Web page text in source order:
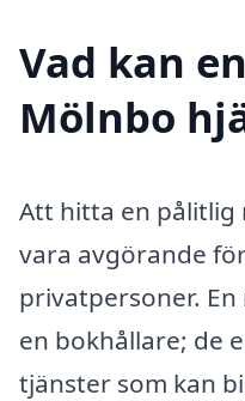
Vad kan
Mölnbo
Att hitta en pålitlig
vara avgörande
privatpersoner.
en bokhållare; de
tjänster som kan